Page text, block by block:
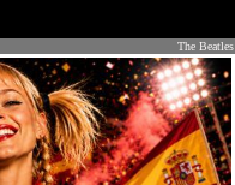
The Beatles